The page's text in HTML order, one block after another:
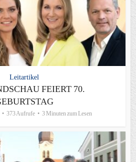
Leitartikel
FEIERT 70.
373 Aufrufe 3 Minuten zum Lesen